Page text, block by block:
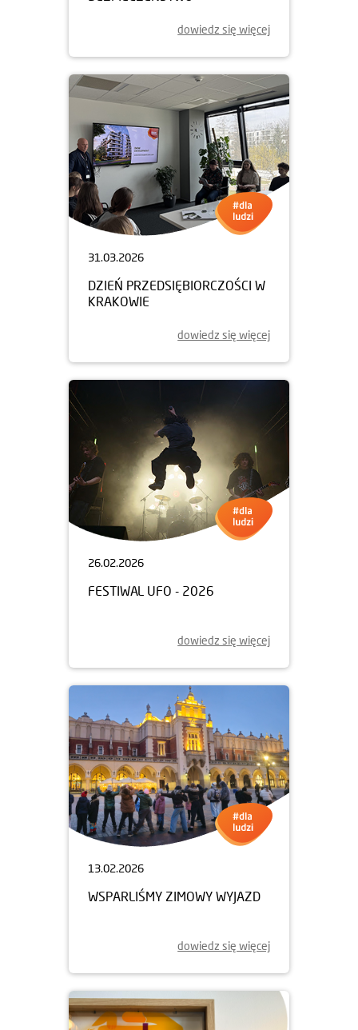
dowiedz się więcej
31.03.2026
DZIEŃ PRZEDSIĘBIORCZOŚCI W
KRAKOWIE
dowiedz się więcej
26.02.2026
FESTIWAL UFO - 2026
dowiedz się więcej
13.02.2026
WSPARLIŚMY ZIMOWY WYJAZD
dowiedz się więcej